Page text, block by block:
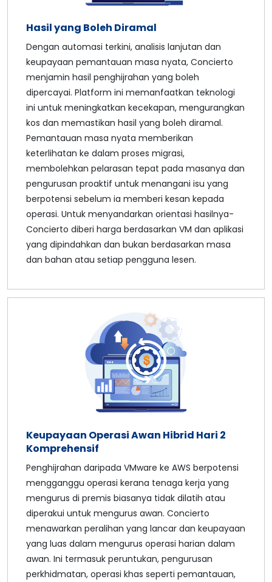
Hasil yang Boleh Diramal
Dengan automasi terkini, analisis lanjutan dan
keupayaan pemantauan masa nyata, Concierto
menjamin hasil penghijrahan yang boleh
dipercayai. Platform ini memanfaatkan teknologi
ini untuk meningkatkan kecekapan, mengurangkan
kos dan memastikan hasil yang boleh diramal.
Pemantauan masa nyata memberikan
keterlihatan ke dalam proses migrasi,
membolehkan pelarasan tepat pada masanya dan
pengurusan proaktif untuk menangani isu yang
berpotensi sebelum ia memberi kesan kepada
operasi. Untuk menyandarkan orientasi hasilnya-
Concierto diberi harga berdasarkan VM dan aplikasi
yang dipindahkan dan bukan berdasarkan masa
dan bahan atau setiap pengguna lesen.
Keupayaan Operasi Awan Hibrid Hari 2
Komprehensif
Penghijrahan daripada VMware ke AWS berpotensi
mengganggu operasi kerana tenaga kerja yang
mengurus di premis biasanya tidak dilatih atau
diperakui untuk mengurus awan. Concierto
menawarkan peralihan yang lancar dan keupayaan
yang luas dalam mengurus operasi harian dalam
awan. Ini termasuk peruntukan, pengurusan
perkhidmatan, operasi khas seperti pemantauan,